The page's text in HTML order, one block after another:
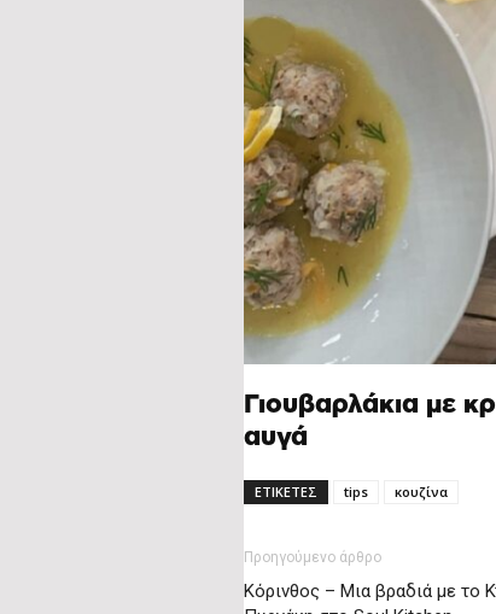
Γιουβαρλάκια με
αυγά
ΕΤΙΚΕΤΕΣ tips κουζίνα
Προηγούμενο άρθρο
Κόρινθος – Mια βραδιά με το